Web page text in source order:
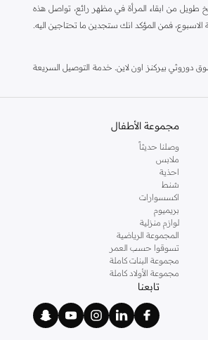
طويل من ابقاء المرأة في مظهر رائع، تواصل هذه
فمن المؤكد انك ستجدين ما تحتاجين اليه.
دوروثي بيركنز اون لاين. خدمة التوصيل السريعة
مجموعة الأطفال
وصلنا حديثاً
ملابس
احذية
شنط
اكسسوارات
بريميوم
لوازم منزلية
المجموعة الرياضية
تسوقوا حسب العمر
مجموعة البنات كاملة
مجموعة الأولاد كاملة
تابعنا